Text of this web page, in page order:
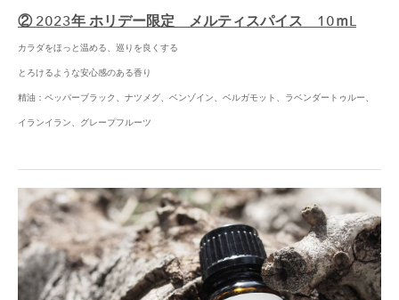
② 2023年 ホリデー限定 メルティスパイス 10ｍL
カラダをほっと温める、巡りを良くする
とろけるような安心感のある香り
精油： ペッパーブラック、ナツメグ、ベンゾイン、ベルガモット、ラベンダートゥルー、
イランイラン、グレープフルーツ